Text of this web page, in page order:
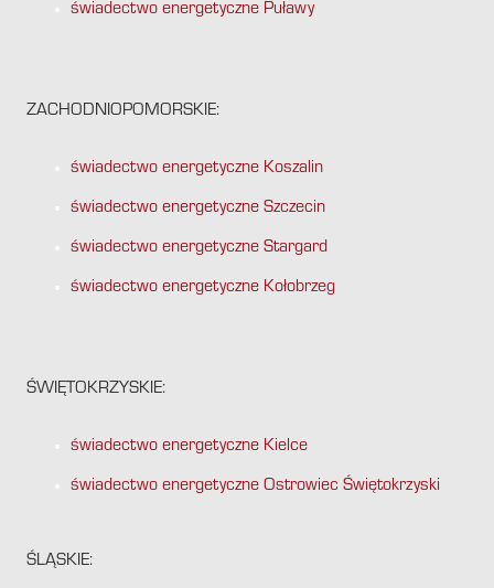
świadectwo energetyczne Puławy
ZACHODNIOPOMORSKIE:
świadectwo energetyczne Koszalin
świadectwo energetyczne Szczecin
świadectwo energetyczne Stargard
świadectwo energetyczne Kołobrzeg
ŚWIĘTOKRZYSKIE:
świadectwo energetyczne Kielce
świadectwo energetyczne Ostrowiec Świętokrzyski
ŚLĄSKIE: